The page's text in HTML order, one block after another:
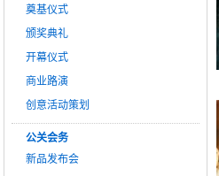
奠基仪式
颁奖典礼
开幕仪式
商业路演
创意活动策划
公关会务
新品发布会